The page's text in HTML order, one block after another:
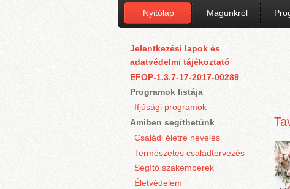
Nyitólap Magunkról
Jelentkezési lapok és
adatvédelmi tájékoztató
EFOP-1.3.7-17-2017-00289
Programok listája
Ifjúsági programok
Amiben segíthetünk
Családi életre nevelés
Természetes családtervezés
Segítő szakemberek
Életvédelem